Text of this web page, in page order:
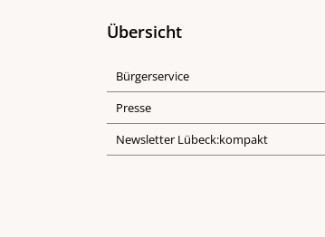
Übersicht
Bürgerservice
Presse
Newsletter Lübeck:kompakt